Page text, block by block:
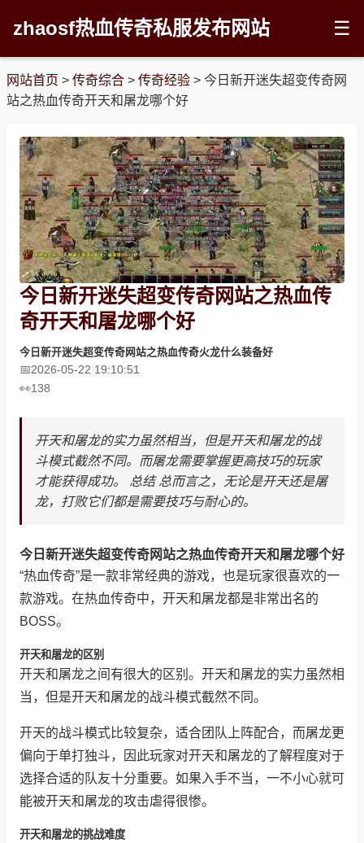
zhaosf热血传奇私服发布网站 ☰
网站首页 > 传奇综合 > 传奇经验 > 今日新开迷失超变传奇网
站之热血传奇开天和屠龙哪个好
今日新开迷失超变传奇网站之热血传
奇开天和屠龙哪个好
今日新开迷失超变传奇网站之热血传奇火龙什么装备好
2026-05-22 19:10:51
138
开天和屠龙的实力虽然相当，但是开天和屠龙的战
斗模式截然不同。而屠龙需要掌握更高技巧的玩家
才能获得成功。 总结 总而言之，无论是开天还是屠
龙，打败它们都是需要技巧与耐心的。
今日新开迷失超变传奇网站之热血传奇开天和屠龙哪个好
“热血传奇”是一款非常经典的游戏，也是玩家很喜欢的一
款游戏。在热血传奇中，开天和屠龙都是非常出名的
BOSS。
开天和屠龙的区别
开天和屠龙之间有很大的区别。开天和屠龙的实力虽然相
当，但是开天和屠龙的战斗模式截然不同。
开天的战斗模式比较复杂，适合团队上阵配合，而屠龙更
偏向于单打独斗，因此玩家对开天和屠龙的了解程度对于
选择合适的队友十分重要。如果入手不当，一不小心就可
能被开天和屠龙的攻击虐得很惨。
开天和屠龙的挑战难度